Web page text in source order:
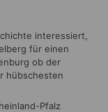
interessiert,
für einen
ob der
hübschesten
Pfalz